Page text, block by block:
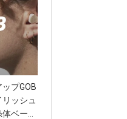
プGOB
ッシュ
ベー...